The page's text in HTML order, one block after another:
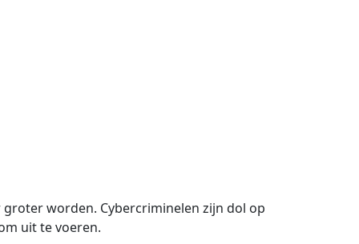
worden. Cybercriminelen zijn dol op
uit te voeren.